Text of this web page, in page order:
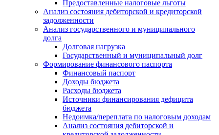
Предоставленные налоговые льготы
Анализ состояния дебиторской и кредиторской
задолженности
Анализ государственного и муниципального
долга
Долговая нагрузка
Государственный и муниципальный долг
Формирование финансового паспорта
Финансовый паспорт
Доходы бюджета
Расходы бюджета
Источники финансирования дефицита
бюджета
Недоимка/переплата по налоговым доходам
Анализ состояния дебиторской и